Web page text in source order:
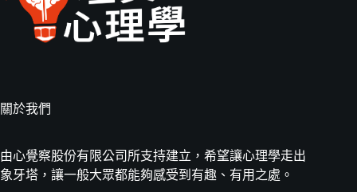
關於我們
由心覺察股份有限公司所支持建立，希望讓心理學走出
象牙塔，讓一般大眾都能夠感受到有趣、有用之處。